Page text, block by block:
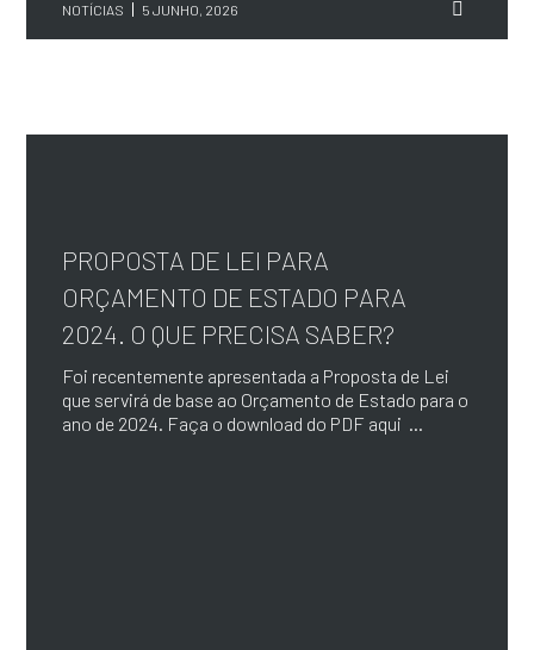
NOTÍCIAS 5 JUNHO, 2026
PROPOSTA DE LEI PARA
ORÇAMENTO DE ESTADO PARA
2024. O QUE PRECISA SABER?
Foi recentemente apresentada a Proposta de Lei
que servirá de base ao Orçamento de Estado para o
ano de 2024. Faça o download do PDF aqui ...